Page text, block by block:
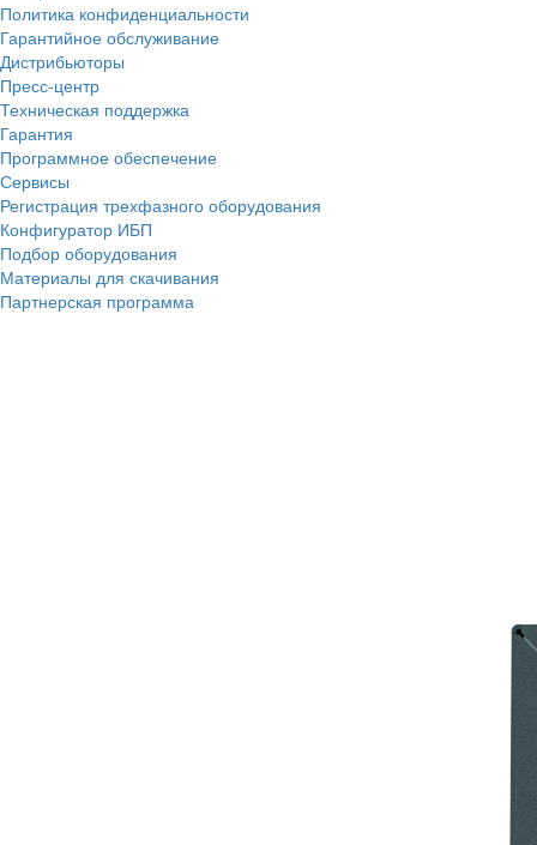
Политика конфиденциальности
Гарантийное обслуживание
Дистрибьюторы
Пресс-центр
Техническая поддержка
Гарантия
Программное обеспечение
Сервисы
Регистрация трехфазного оборудования
Конфигуратор ИБП
Подбор оборудования
Материалы для скачивания
Партнерская программа